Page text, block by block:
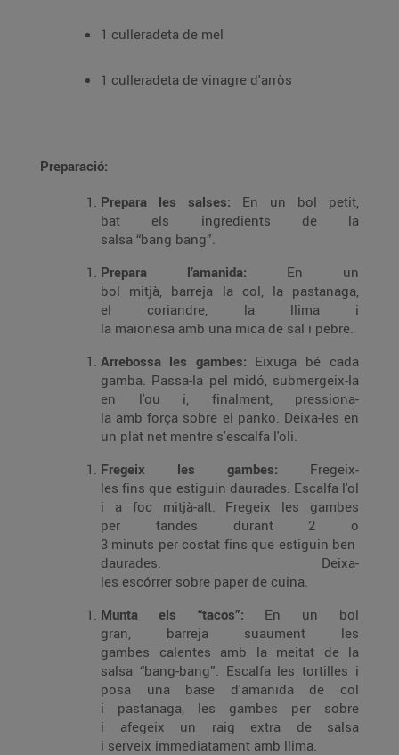
1 culleradeta de mel
1 culleradeta de vinagre d'arròs
Preparació:
Prepara les salses: En un bol petit,
bat els ingredients de la
salsa “bang bang”.
Prepara l’amanida: En un
bol mitjà, barreja la col, la pastanaga,
el coriandre, la llima i
la maionesa amb una mica de sal i pebre.
Arrebossa les gambes: Eixuga bé cada
gamba. Passa-la pel midó, submergeix-la
en l'ou i, finalment, pressiona-
la amb força sobre el panko. Deixa-les en
un plat net mentre s'escalfa l'oli.
Fregeix les gambes: Fregeix-
les fins que estiguin daurades. Escalfa l'ol
i a foc mitjà-alt. Fregeix les gambes
per tandes durant 2 o
3 minuts per costat fins que estiguin ben
daurades. Deixa-
les escórrer sobre paper de cuina.
Munta els “tacos”: En un bol
gran, barreja suaument les
gambes calentes amb la meitat de la
salsa “bang-bang”. Escalfa les tortilles i
posa una base d'amanida de col
i pastanaga, les gambes per sobre
i afegeix un raig extra de salsa
i serveix immediatament amb llima.